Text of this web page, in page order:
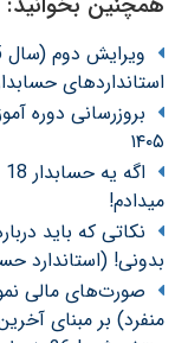
استانداردهای
بروزرسانی دوره
۱۴۰۵
اگه
میدادم!
نکاتی که باید
بدونی! (استاندارد حسابداری 44
صورت‌های مالی
منفرد) بر مبنای